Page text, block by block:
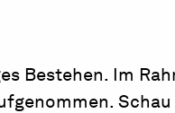
Bestehen. Im